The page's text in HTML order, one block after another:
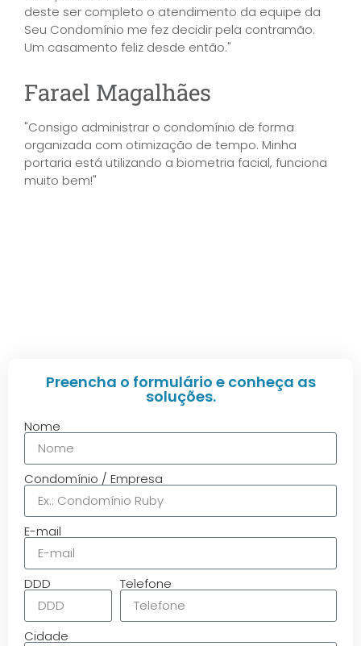
deste ser completo o atendimento da equipe da
Seu Condomínio me fez decidir pela contramão.
Um casamento feliz desde então."
Farael Magalhães
"Consigo administrar o condomínio de forma
organizada com otimização de tempo. Minha
portaria está utilizando a biometria facial, funciona
muito bem!"
Preencha o formulário e conheça as
soluções.
Nome
Condomínio / Empresa
E-mail
DDD Telefone
Cidade